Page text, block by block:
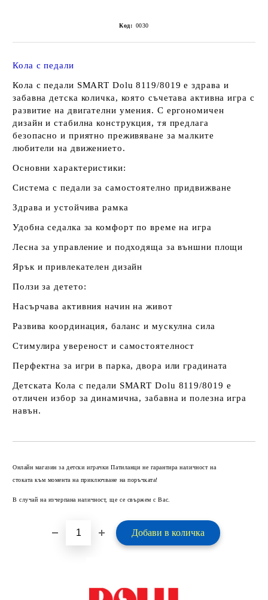
Код: 0030
Кола с педали
Кола с педали SMART Dolu 8119/8019 е здрава и
забавна детска количка, която съчетава активна игра с
развитие на двигателни умения. С ергономичен
дизайн и стабилна конструкция, тя предлага
безопасно и приятно преживяване за малките
любители на движението.
Основни характеристики:
Система с педали за самостоятелно придвижване
Здрава и устойчива рамка
Удобна седалка за комфорт по време на игра
Лесна за управление и подходяща за външни площи
Ярък и привлекателен дизайн
Ползи за детето:
Насърчава активния начин на живот
Развива координация, баланс и мускулна сила
Стимулира увереност и самостоятелност
Перфектна за игри в парка, двора или градината
Детската Кола с педали SMART Dolu 8119/8019 е
отличен избор за динамична, забавна и полезна игра
навън.
Онлайн магазин за детски играчки Патиланци не гарантира наличност на
стоката към момента на приключване на поръчката!
В случай на изчерпана наличност, ще се свържем с Вас.